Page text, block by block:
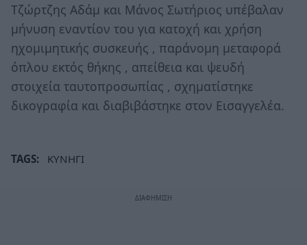
Τζώρτζης Αδάμ και Μάνος Σωτήριος υπέβαλαν
μήνυση εναντίον του για κατοχή και χρήση
ηχομιμητικής συσκευής , παράνομη μεταφορά
όπλου εκτός θήκης , απείθεια και ψευδή
στοιχεία ταυτοπροσωπίας , σχηματίστηκε
δικογραφία και διαβιβάστηκε στον Εισαγγελέα.
TAGS: ΚΥΝΗΓΙ